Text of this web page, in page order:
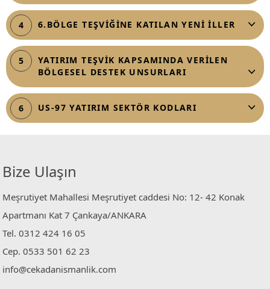
4 6.BÖLGE TEŞVİĞİNE KATILAN YENİ İLLER
5
YATIRIM TEŞVİK KAPSAMINDA VERİLEN
BÖLGESEL DESTEK UNSURLARI
6 US-97 YATIRIM SEKTÖR KODLARI
Bize Ulaşın
Meşrutiyet Mahallesi Meşrutiyet caddesi No: 12- 42 Konak
Apartmanı Kat 7 Çankaya/ANKARA
Tel. 0312 424 16 05
Cep. 0533 501 62 23
info@cekadanismanlik.com